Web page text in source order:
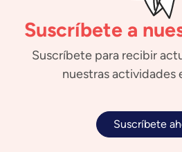
Suscríbete a
Suscríbete para recibir
nuestras actividades
Suscríbete